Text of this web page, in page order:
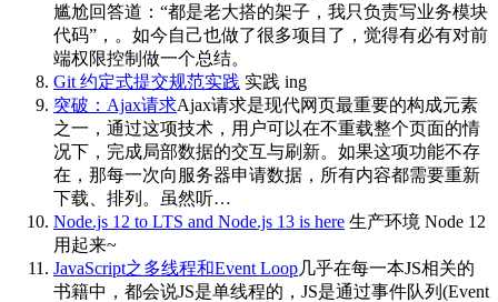
尴尬回答道：“都是老大搭的架子，我只负责写业务模块
代码”，。如今自己也做了很多项目了，觉得有必有对前
端权限控制做一个总结。
Git 约定式提交规范实践 实践 ing
突破：Ajax请求Ajax请求是现代网页最重要的构成元素
之一，通过这项技术，用户可以在不重载整个页面的情
况下，完成局部数据的交互与刷新。如果这项功能不存
在，那每一次向服务器申请数据，所有内容都需要重新
下载、排列。虽然听…
Node.js 12 to LTS and Node.js 13 is here 生产环境 Node 12
用起来~
JavaScript之多线程和Event Loop几乎在每一本JS相关的
书籍中，都会说JS是单线程的，JS是通过事件队列(Event